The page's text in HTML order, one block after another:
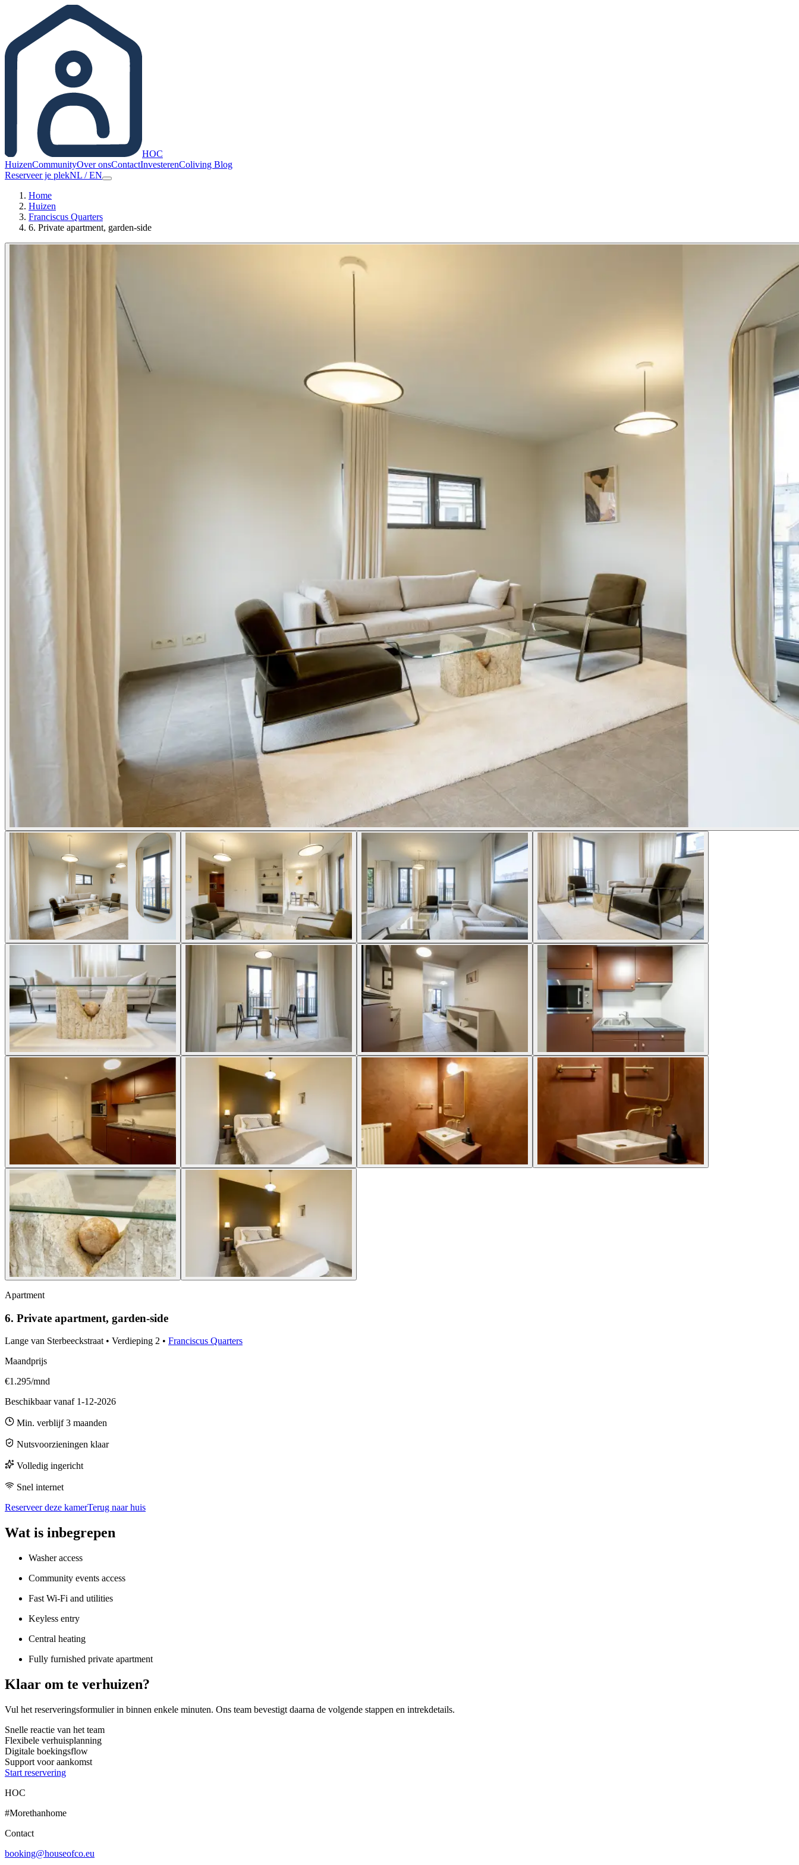
HOC
HuizenCommunityOver onsContactInvesterenColiving Blog
Reserveer je plekNL /EN
Home
Huizen
Franciscus Quarters
6. Private apartment, garden-side
Apartment
6. Private apartment, garden-side
Lange van Sterbeeckstraat• Verdieping 2 • Franciscus Quarters
Maandprijs
€1.295/mnd
Beschikbaar vanaf 1-12-2026
Min. verblijf 3 maanden
Nutsvoorzieningen klaar
Volledig ingericht
Snel internet
Reserveer deze kamerTerug naar huis
Wat is inbegrepen
Washer access
Community events access
Fast Wi-Fi and utilities
Keyless entry
Central heating
Fully furnished private apartment
Klaar om te verhuizen?
Vul het reserveringsformulier in binnen enkele minuten. Ons team bevestigt daarna de volgende stappen en intrekdetails.
Snelle reactie van het team
Flexibele verhuisplanning
Digitale boekingsflow
Support voor aankomst
Start reservering
HOC
#Morethanhome
Contact
booking@houseofco.eu